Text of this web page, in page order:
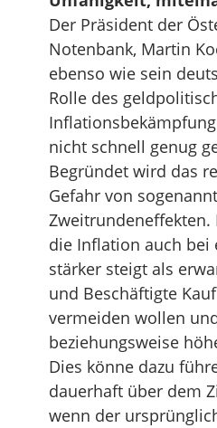
Der Präsident der
Notenbank, Martin
ebenso wie sein
Rolle des
nicht schnell genug
Begründet wird das
Gefahr von
Zweitrundeneffekten.
die Inflation auch bei
stärker steigt als
und Beschäftigte
vermeiden wollen
beziehungsweise
Dies könne dazu
dauerhaft über dem
wenn der